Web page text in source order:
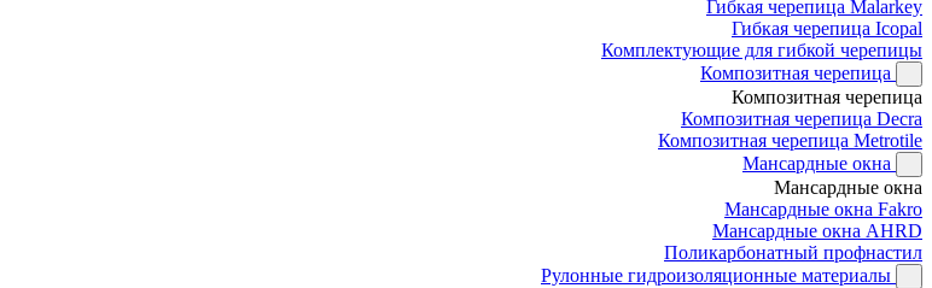
Гибкая черепица Malarkey
Гибкая черепица Icopal
Комплектующие для гибкой черепицы
Композитная черепица
Композитная черепица
Композитная черепица Decra
Композитная черепица Metrotile
Мансардные окна
Мансардные окна
Мансардные окна Fakro
Мансардные окна AHRD
Поликарбонатный профнастил
Рулонные гидроизоляционные материалы